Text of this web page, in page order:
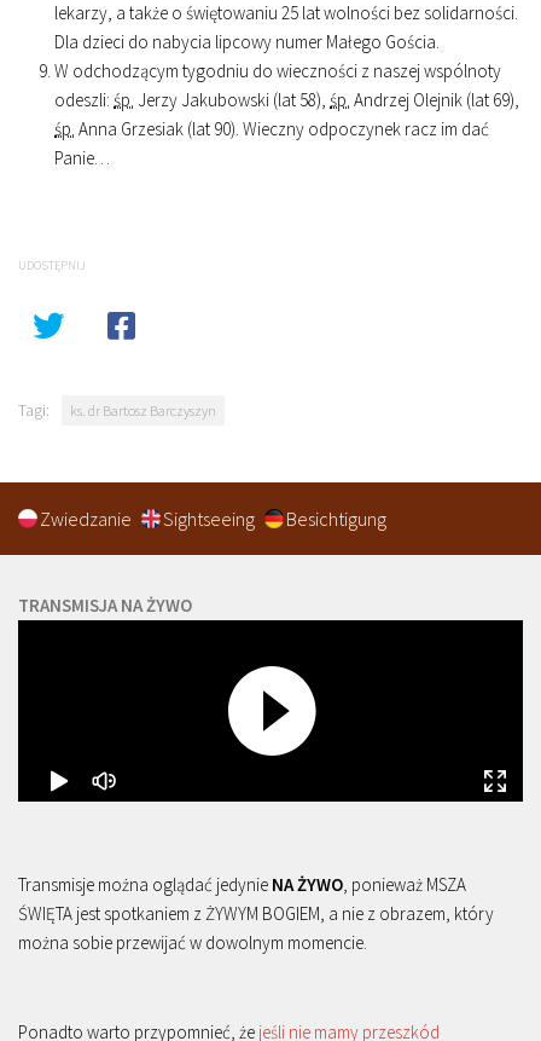
lekarzy, a także o świętowaniu 25 lat wolności bez solidarności.
Dla dzieci do nabycia lipcowy numer Małego Gościa.
W odchodzącym tygodniu do wieczności z naszej wspólnoty
odeszli: śp. Jerzy Jakubowski (lat 58), śp. Andrzej Olejnik (lat 69),
śp. Anna Grzesiak (lat 90). Wieczny odpoczynek racz im dać
Panie…
UDOSTĘPNIJ
Tagi: ks. dr Bartosz Barczyszyn
Zwiedzanie Sightseeing Besichtigung
TRANSMISJA NA ŻYWO
Transmisje można oglądać jedynie NA ŻYWO, ponieważ MSZA
ŚWIĘTA jest spotkaniem z ŻYWYM BOGIEM, a nie z obrazem, który
można sobie przewijać w dowolnym momencie.
Ponadto warto przypomnieć, że jeśli nie mamy przeszkód